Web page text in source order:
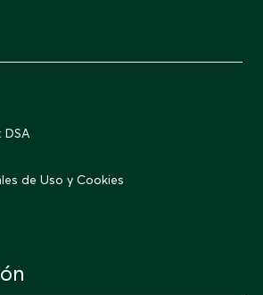
DSA
de Uso y Cookies